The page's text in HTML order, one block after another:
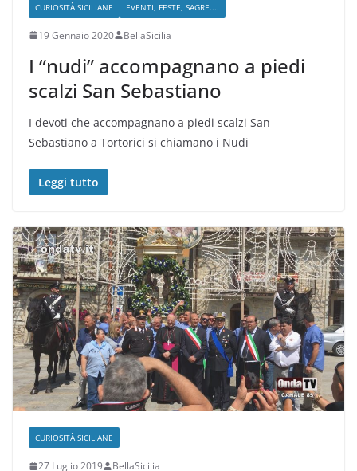
CURIOSITÀ SICILIANE EVENTI, FESTE, SAGRE....
19 Gennaio 2020 BellaSicilia
I “nudi” accompagnano a piedi
scalzi San Sebastiano
I devoti che accompagnano a piedi scalzi San
Sebastiano a Tortorici si chiamano i Nudi
Leggi tutto
CURIOSITÀ SICILIANE
27 Luglio 2019 BellaSicilia